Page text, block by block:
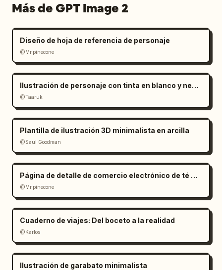
Más de GPT Image 2
Diseño de hoja de referencia de personaje
@Mr.pinecone
Ilustración de personaje con tinta en blanco y negro minimalista
@Taaruk
Plantilla de ilustración 3D minimalista en arcilla
@Saul Goodman
Página de detalle de comercio electrónico de té Oolong estilo Zen
@Mr.pinecone
Cuaderno de viajes: Del boceto a la realidad
@Karlos
Ilustración de garabato minimalista